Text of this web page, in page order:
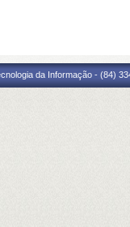
da Informação - (84)